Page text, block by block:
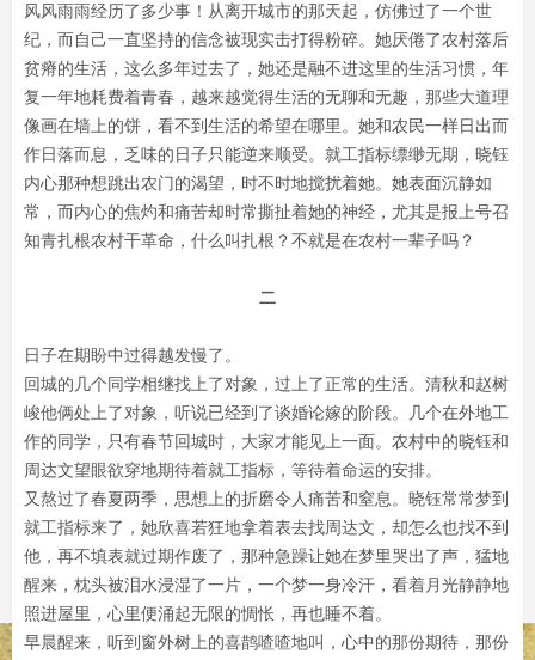
风风雨雨经历了多少事！从离开城市的那天起，仿佛过了一个世
纪，而自己一直坚持的信念被现实击打得粉碎。她厌倦了农村落后
贫瘠的生活，这么多年过去了，她还是融不进这里的生活习惯，年
复一年地耗费着青春，越来越觉得生活的无聊和无趣，那些大道理
像画在墙上的饼，看不到生活的希望在哪里。她和农民一样日出而
作日落而息，乏味的日子只能逆来顺受。就工指标缥缈无期，晓钰
内心那种想跳出农门的渴望，时不时地搅扰着她。她表面沉静如
常，而内心的焦灼和痛苦却时常撕扯着她的神经，尤其是报上号召
知青扎根农村干革命，什么叫扎根？不就是在农村一辈子吗？
二
日子在期盼中过得越发慢了。
回城的几个同学相继找上了对象，过上了正常的生活。清秋和赵树
峻他俩处上了对象，听说已经到了谈婚论嫁的阶段。几个在外地工
作的同学，只有春节回城时，大家才能见上一面。农村中的晓钰和
周达文望眼欲穿地期待着就工指标，等待着命运的安排。
又熬过了春夏两季，思想上的折磨令人痛苦和窒息。晓钰常常梦到
就工指标来了，她欣喜若狂地拿着表去找周达文，却怎么也找不到
他，再不填表就过期作废了，那种急躁让她在梦里哭出了声，猛地
醒来，枕头被泪水浸湿了一片，一个梦一身冷汗，看着月光静静地
照进屋里，心里便涌起无限的惆怅，再也睡不着。
早晨醒来，听到窗外树上的喜鹊喳喳地叫，心中的那份期待，那份